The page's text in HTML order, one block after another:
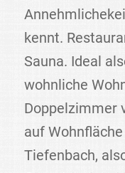
kennt.
Sauna. Ideal
wohnliche
Doppelzimmer
auf
Tiefenbach,